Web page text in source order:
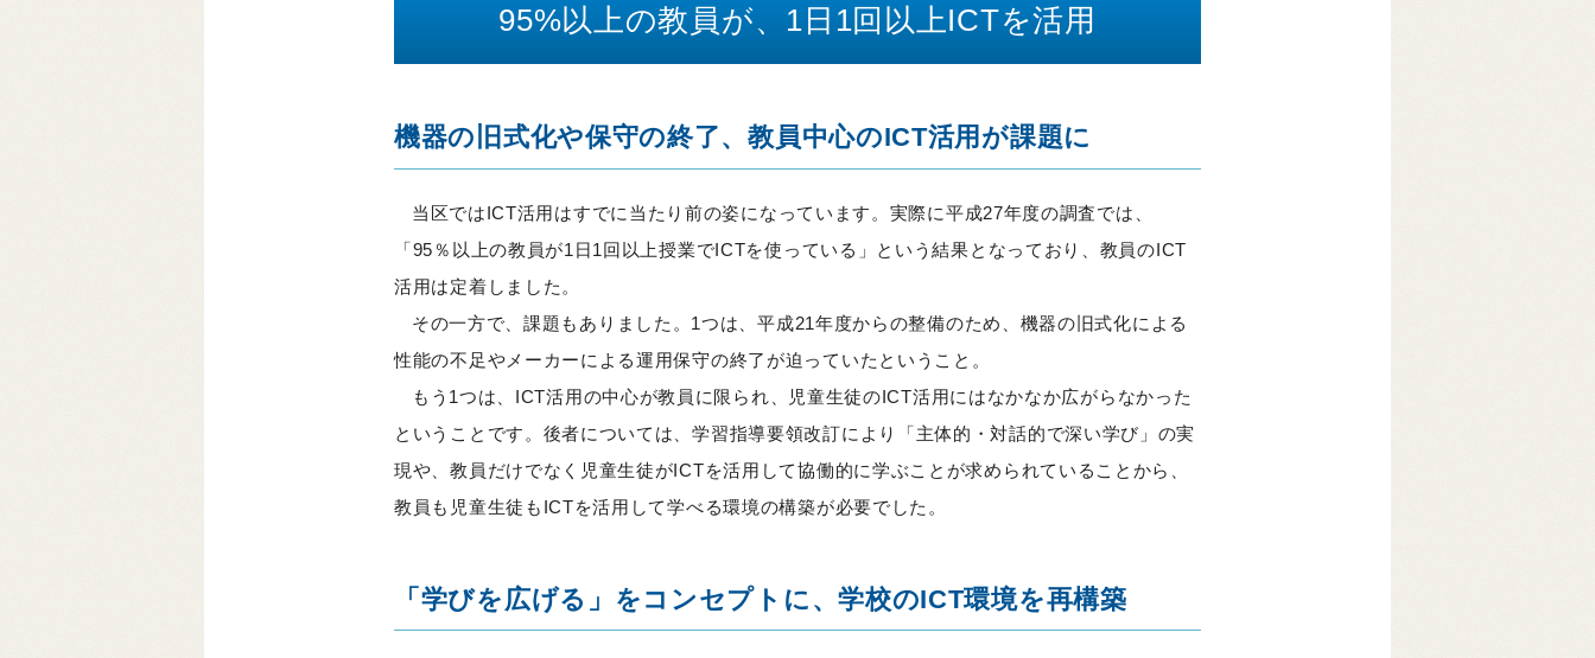
95%以上の教員が、1日1回以上ICTを活用
機器の旧式化や保守の終了、教員中心のICT活用が課題に
当区ではICT活用はすでに当たり前の姿になっています。実際に平成27年度の調査では、
「95％以上の教員が1日1回以上授業でICTを使っている」という結果となっており、教員のICT
活用は定着しました。
その一方で、課題もありました。1つは、平成21年度からの整備のため、機器の旧式化による
性能の不足やメーカーによる運用保守の終了が迫っていたということ。
もう1つは、ICT活用の中心が教員に限られ、児童生徒のICT活用にはなかなか広がらなかった
ということです。後者については、学習指導要領改訂により「主体的・対話的で深い学び」の実
現や、教員だけでなく児童生徒がICTを活用して協働的に学ぶことが求められていることから、
教員も児童生徒もICTを活用して学べる環境の構築が必要でした。
「学びを広げる」をコンセプトに、学校のICT環境を再構築